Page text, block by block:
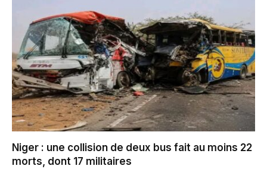
Niger : une collision de deux bus fait au moins 22
morts, dont 17 militaires